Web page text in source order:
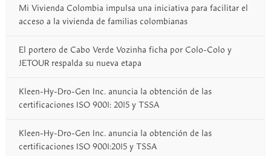
Mi Vivienda Colombia impulsa una iniciativa para facilitar el
acceso a la vivienda de familias colombianas
El portero de Cabo Verde Vozinha ficha por Colo-Colo y
JETOUR respalda su nueva etapa
Kleen-Hy-Dro-Gen Inc. anuncia la obtención de las
certificaciones ISO 9001: 2015 y TSSA
Kleen-Hy-Dro-Gen Inc. anuncia la obtención de las
certificaciones ISO 9001:2015 y TSSA